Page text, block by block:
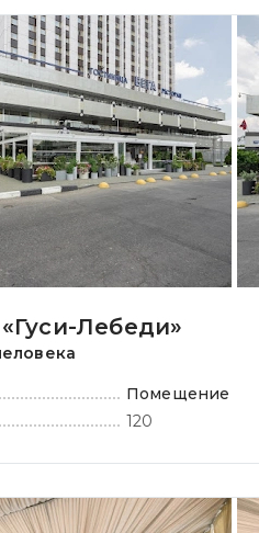
Лебеди»
Помещение
120